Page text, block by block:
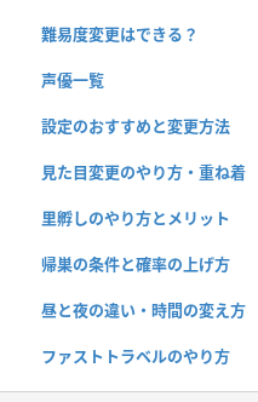
難易度変更はできる？
声優一覧
設定のおすすめと変更方法
見た目変更のやり方・重ね着
里孵しのやり方とメリット
帰巣の条件と確率の上げ方
昼と夜の違い・時間の変え方
ファストトラベルのやり方